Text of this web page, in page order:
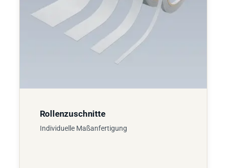
Rollenzuschnitte
Individuelle Maßanfertigung